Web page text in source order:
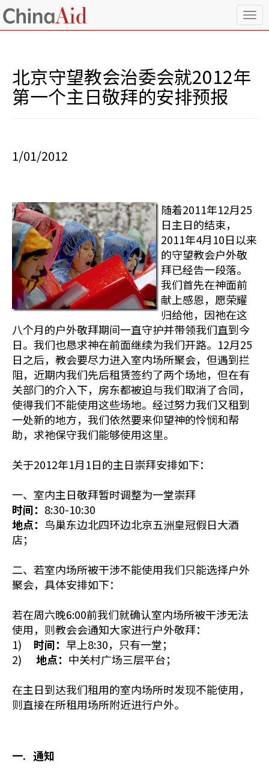
T
o
e
北京守望教会治委会就2012年
第一个主日敬拜的安排预报
1/01/2012
随着2011年12月25
日主日的结束，
2011年4月10日以来
的守望教会户外敬
拜已经告一段落。
我们首先在神面前
献上感恩，愿荣耀
归给他，因祂在这
八个月的户外敬拜期间一直守护并带领我们直到今
日。我们也恳求神在前面继续为我们开路。12月25
日之后，教会要尽力进入室内场所聚会，但遇到拦
阻，近期内我们先后租赁签约了两个场地，但在有
关部门的介入下，房东都被迫与我们取消了合同，
使得我们不能使用这些场地。经过努力我们又租到
一处新的地方，我们依然要来仰望神的怜悯和帮
助，求祂保守我们能够使用这里。
关于2012年1月1日的主日崇拜安排如下：
一、室内主日敬拜暂时调整为一堂崇拜
时间： 8:30-10:30
地点： 鸟巢东边北四环边北京五洲皇冠假日大酒
店；
二、若室内场所被干涉不能使用我们只能选择户外
聚会，具体安排如下：
若在周六晚6:00前我们就确认室内场所被干涉无法
使用，则教会会通知大家进行户外敬拜：
1) 时间： 早上8:30，只有一堂；
2) 地点： 中关村广场三层平台；
在主日到达我们租用的室内场所时发现不能使用，
则直接在所租用场所附近进行户外。
一. 通知